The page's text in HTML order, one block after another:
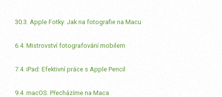
30.3. Apple Fotky: Jak na fotografie na Macu
6.4. Mistrovství fotografování mobilem
7.4. iPad: Efektivní práce s Apple Pencil
9.4. macOS: Přecházíme na Maca